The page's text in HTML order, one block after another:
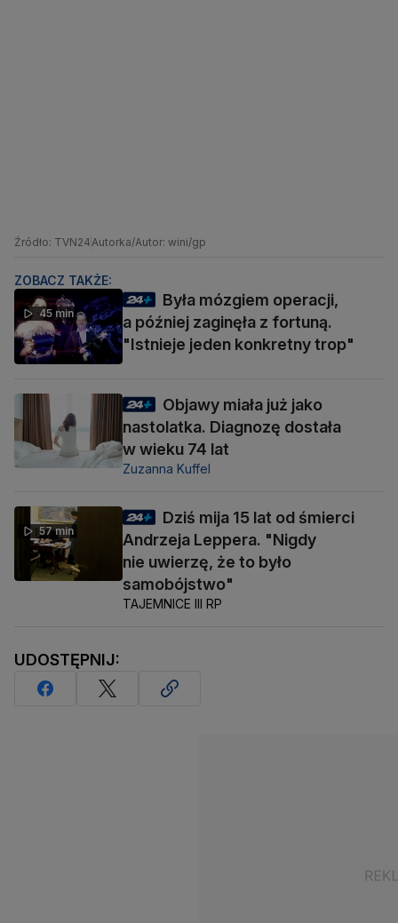
Źródło: TVN24Autorka/Autor: wini/gp
ZOBACZ TAKŻE:
45 min
Była mózgiem operacji,
a później zaginęła z fortuną.
"Istnieje jeden konkretny trop"
Objawy miała już jako
nastolatka. Diagnozę dostała
w wieku 74 lat
Zuzanna Kuffel
57 min
Dziś mija 15 lat od śmierci
Andrzeja Leppera. "Nigdy
nie uwierzę, że to było
samobójstwo"
TAJEMNICE III RP
UDOSTĘPNIJ: